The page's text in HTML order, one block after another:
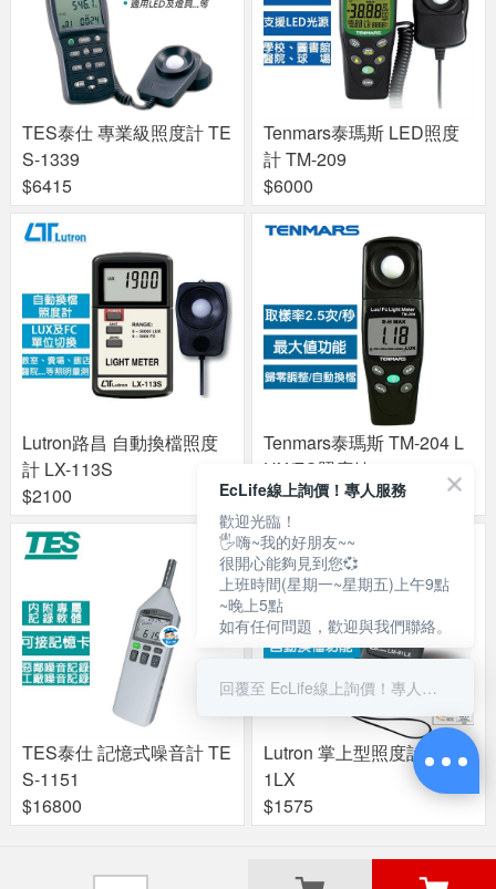
TES泰仕 專業級照度計 TE
S-1339
$6415
Tenmars泰瑪斯 LED照度
計 TM-209
$6000
Lutron路昌 自動換檔照度
計 LX-113S
$2100
Tenmars泰瑪斯 TM-204 L
UX/FC照度錶
$2300
TES泰仕 記憶式噪音計 TE
S-1151
$16800
Lutron 掌上型照度計 LM-8
1LX
$1575
關於良興 門市據點
EcLife線上詢價！專人服務
歡迎光臨！
🖐嗨~我的好朋友~~
很開心能夠見到您💞
上班時間(星期一~星期五)上午9點
~晚上5點
如有任何問題，歡迎與我們聯絡。
回覆至 EcLife線上詢價！專人服務